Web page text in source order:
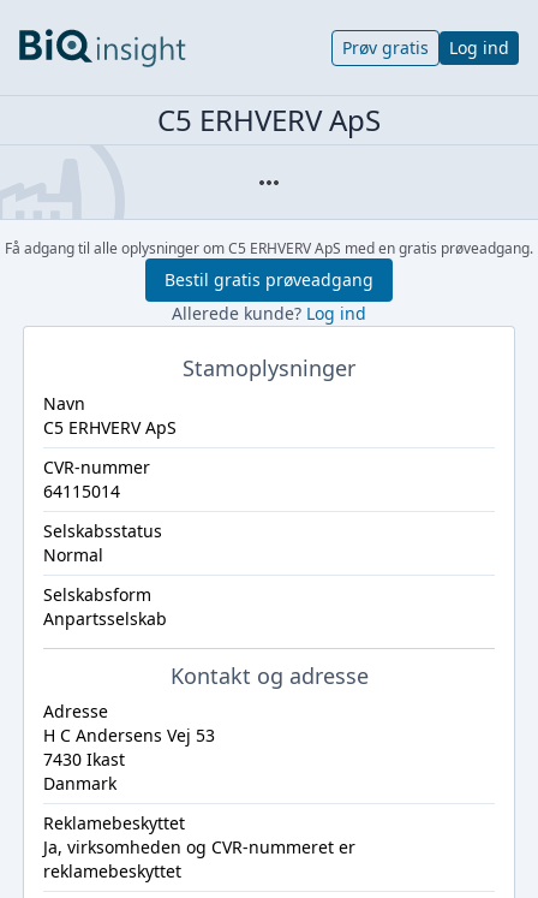
Prøv gratis Log ind
C5 ERHVERV ApS
Få adgang til alle oplysninger om C5 ERHVERV ApS med en gratis prøveadgang.
Bestil gratis prøveadgang
Allerede kunde? Log ind
Stamoplysninger
Navn
C5 ERHVERV ApS
CVR-nummer
64115014
Selskabsstatus
Normal
Selskabsform
Anpartsselskab
Kontakt og adresse
Adresse
H C Andersens Vej 53
7430 Ikast
Danmark
Reklamebeskyttet
Ja, virksomheden og CVR-nummeret er
reklamebeskyttet